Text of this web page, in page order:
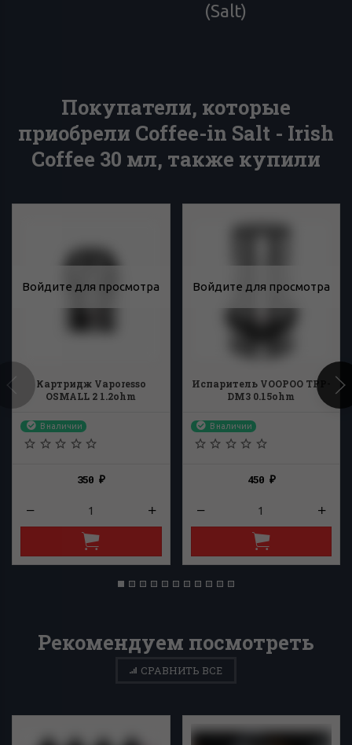
(Salt)
Покупатели, которые
приобрели Coffee-in Salt - Irish
Coffee 30 мл, также купили
Войдите для просмотра
Картридж Vaporesso
OSMALL 2 1.2ohm
В наличии
350₽
Войдите для просмотра
Испаритель VOOPOO TPP-
DM3 0.15ohm
В наличии
450 ₽
Рекомендуем посмотреть
СРАВНИТЬ ВСЕ